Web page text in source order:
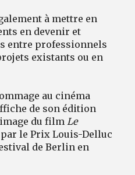
à mettre en
en devenir et
entre professionnels
existants ou en
au cinéma
de son édition
du film Le
le Prix Louis-Delluc
de Berlin en